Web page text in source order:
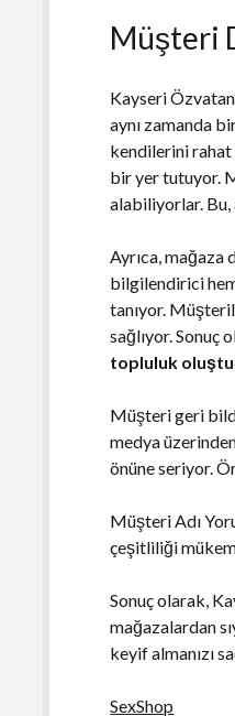
Müşteri
Kayseri
aynı zamanda
kendilerini rahat
bir yer tutuyor.
alabiliyorlar.
Ayrıca,
bilgilendirici
tanıyor.
sağlıyor. Sonuç
topluluk
Müşteri geri
medya
önüne seriyor.
Müşteri Adı
çeşitliliği
Sonuç olarak,
mağazalardan
keyif almanızı
SexShop